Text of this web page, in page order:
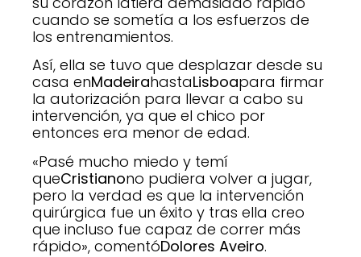
cuando se sometía a los esfuerzos de
los entrenamientos.
Así, ella se tuvo que desplazar desde su
casa enMadeirahastaLisboapara firmar
la autorización para llevar a cabo su
intervención, ya que el chico por
entonces era menor de edad.
«Pasé mucho miedo y temí
queCristianono pudiera volver a jugar,
pero la verdad es que la intervención
quirúrgica fue un éxito y tras ella creo
que incluso fue capaz de correr más
rápido», comentóDolores Aveiro.